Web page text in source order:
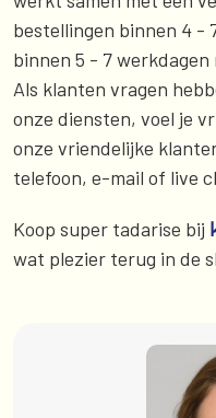
bestellingen binnen 4 -
binnen 5 - 7
Als klanten vragen
onze diensten, voel je
onze vriendelijke
telefoon, e-mail of live
Koop super tadarise bij
wat plezier terug in de